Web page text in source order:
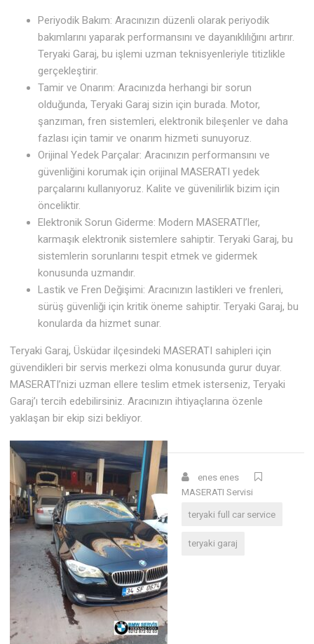
Periyodik Bakım: Aracınızın düzenli olarak periyodik
bakımlarını yaparak performansını ve dayanıklılığını artırır.
Teryaki Garaj, bu işlemi uzman teknisyenleriyle titizlikle
gerçekleştirir.
Tamir ve Onarım: Aracınızda herhangi bir sorun
olduğunda, Teryaki Garaj sizin için burada. Motor,
şanzıman, fren sistemleri, elektronik bileşenler ve daha
fazlası için tamir ve onarım hizmeti sunuyoruz.
Orijinal Yedek Parçalar: Aracınızın performansını ve
güvenliğini korumak için orijinal MASERATI yedek
parçalarını kullanıyoruz. Kalite ve güvenilirlik bizim için
önceliktir.
Elektronik Sorun Giderme: Modern MASERATI’ler,
karmaşık elektronik sistemlere sahiptir. Teryaki Garaj, bu
sistemlerin sorunlarını tespit etmek ve gidermek
konusunda uzmandır.
Lastik ve Fren Değişimi: Aracınızın lastikleri ve frenleri,
sürüş güvenliği için kritik öneme sahiptir. Teryaki Garaj, bu
konularda da hizmet sunar.
Teryaki Garaj, Üsküdar ilçesindeki MASERATI sahipleri için
güvendikleri bir servis merkezi olma konusunda gurur duyar.
MASERATI’nizi uzman ellere teslim etmek isterseniz, Teryaki
Garaj’ı tercih edebilirsiniz. Aracınızın ihtiyaçlarına özenle
yaklaşan bir ekip sizi bekliyor.
enes enes
MASERATI Servisi
teryaki full car service
teryaki garaj